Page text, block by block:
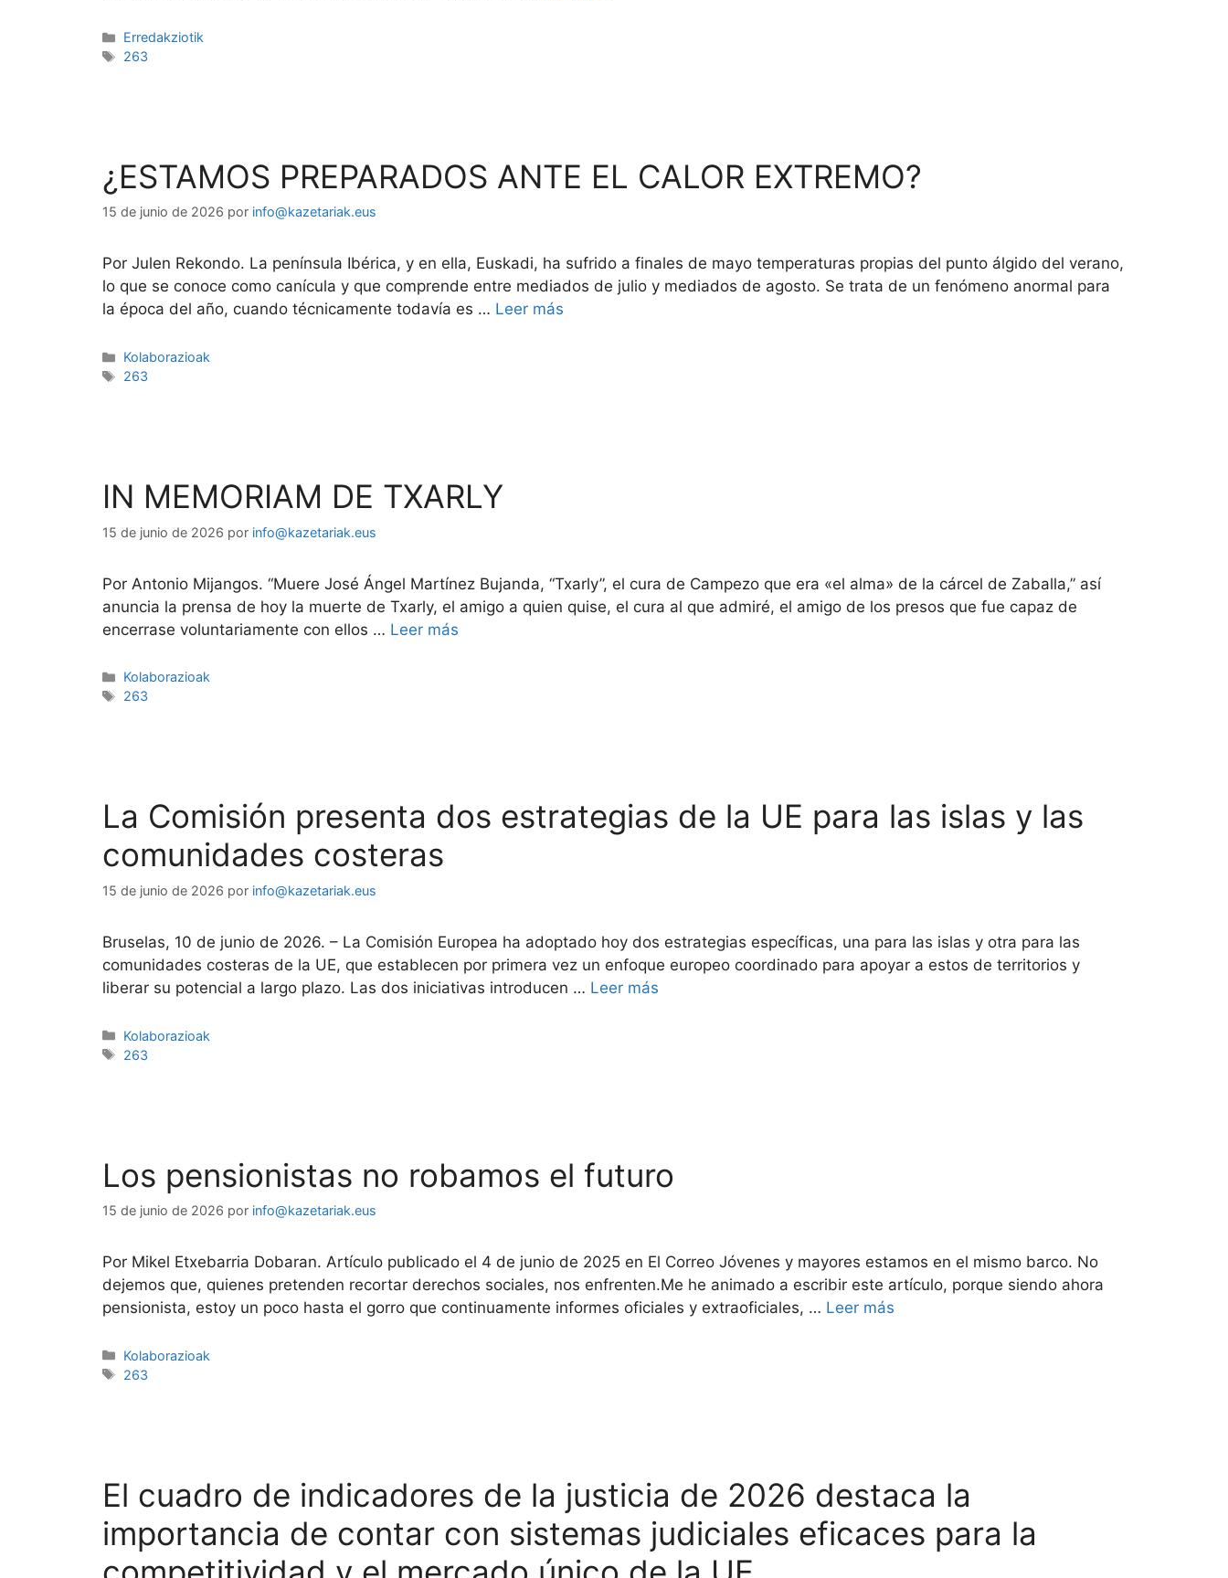
Erredakziotik
263
¿ESTAMOS PREPARADOS ANTE EL CALOR EXTREMO?
15 de junio de 2026 por info@kazetariak.eus
Por Julen Rekondo. La península Ibérica, y en ella, Euskadi, ha sufrido a finales de mayo temperaturas propias del punto álgido del verano,
lo que se conoce como canícula y que comprende entre mediados de julio y mediados de agosto. Se trata de un fenómeno anormal para
la época del año, cuando técnicamente todavía es … Leer más
Kolaborazioak
263
IN MEMORIAM DE TXARLY
15 de junio de 2026 por info@kazetariak.eus
Por Antonio Mijangos. “Muere José Ángel Martínez Bujanda, “Txarly”, el cura de Campezo que era «el alma» de la cárcel de Zaballa,” así
anuncia la prensa de hoy la muerte de Txarly, el amigo a quien quise, el cura al que admiré, el amigo de los presos que fue capaz de
encerrase voluntariamente con ellos … Leer más
Kolaborazioak
263
La Comisión presenta dos estrategias de la UE para las islas y las
comunidades costeras
15 de junio de 2026 por info@kazetariak.eus
Bruselas, 10 de junio de 2026. – La Comisión Europea ha adoptado hoy dos estrategias específicas, una para las islas y otra para las
comunidades costeras de la UE, que establecen por primera vez un enfoque europeo coordinado para apoyar a estos de territorios y
liberar su potencial a largo plazo. Las dos iniciativas introducen … Leer más
Kolaborazioak
263
Los pensionistas no robamos el futuro
15 de junio de 2026 por info@kazetariak.eus
Por Mikel Etxebarria Dobaran. Artículo publicado el 4 de junio de 2025 en El Correo Jóvenes y mayores estamos en el mismo barco. No
dejemos que, quienes pretenden recortar derechos sociales, nos enfrenten.Me he animado a escribir este artículo, porque siendo ahora
pensionista, estoy un poco hasta el gorro que continuamente informes oficiales y extraoficiales, … Leer más
Kolaborazioak
263
El cuadro de indicadores de la justicia de 2026 destaca la
importancia de contar con sistemas judiciales eficaces para la